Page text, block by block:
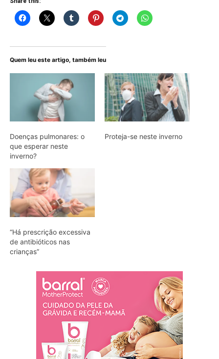
Quem leu este artigo, também leu
Doenças pulmonares: o
que esperar neste
inverno?
Proteja-se neste inverno
“Há prescrição excessiva
de antibióticos nas
crianças”